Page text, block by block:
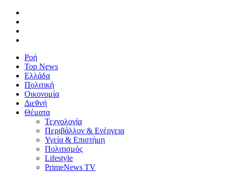
Ροή
Top News
Ελλάδα
Πολιτική
Οικονομία
Διεθνή
Θέματα
Τεχνολογία
Περιβάλλον & Ενέργεια
Υγεία & Επιστήμη
Πολιτισμός
Lifestyle
PrimeNews TV